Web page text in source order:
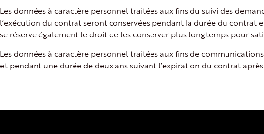
Les données à caractère personnel traitées aux fins du suivi des
l’exécution du contrat seront conservées pendant la durée du contrat
se réserve également le droit de les conserver plus longtemps pour
Les données à caractère personnel traitées aux fins de
et pendant une durée de deux ans suivant l’expiration du contrat